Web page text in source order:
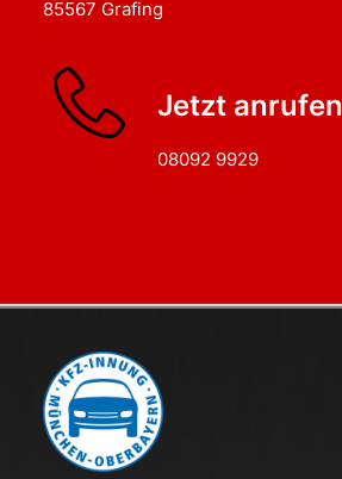
85567 Grafing
Jetzt anrufen
08092 9929